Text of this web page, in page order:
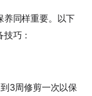
同样重要。以下
巧：
3周修剪一次以保